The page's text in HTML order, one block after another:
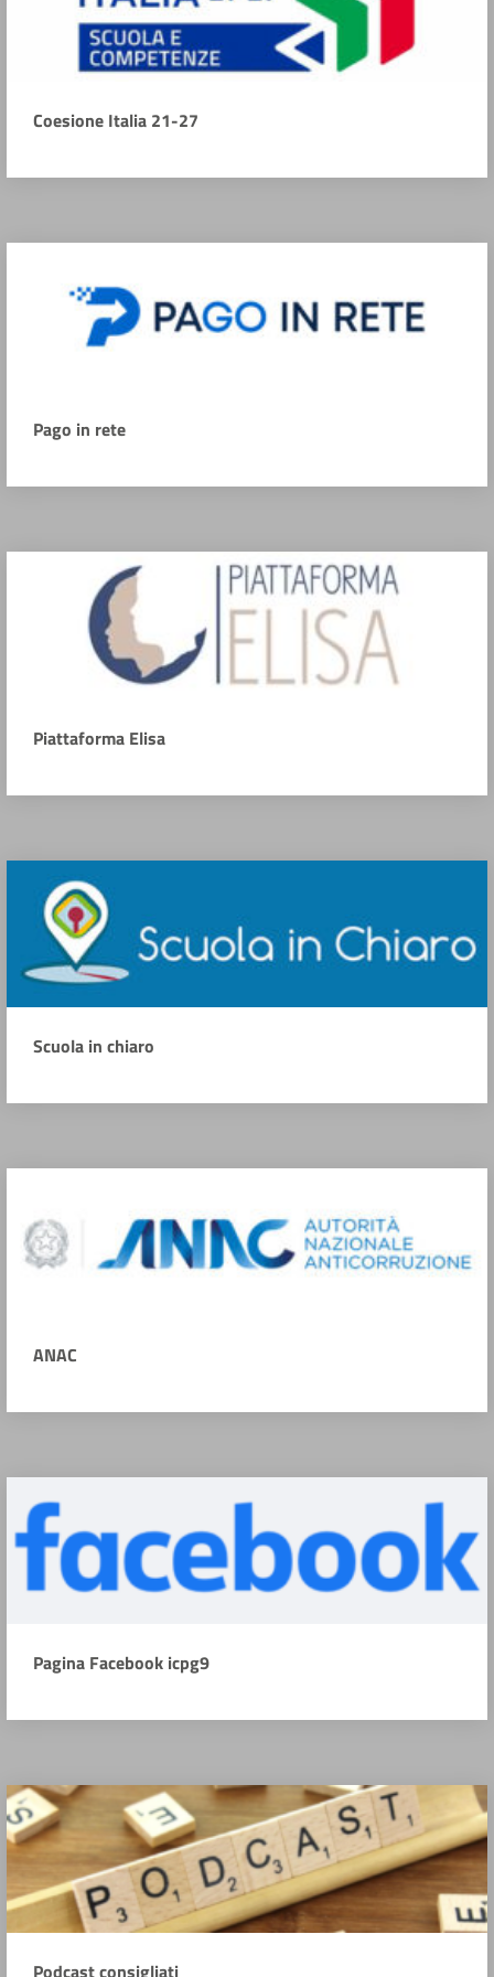
Coesione Italia 21-27
Pago in rete
Piattaforma Elisa
Scuola in chiaro
ANAC
Pagina Facebook icpg9
Podcast consigliati